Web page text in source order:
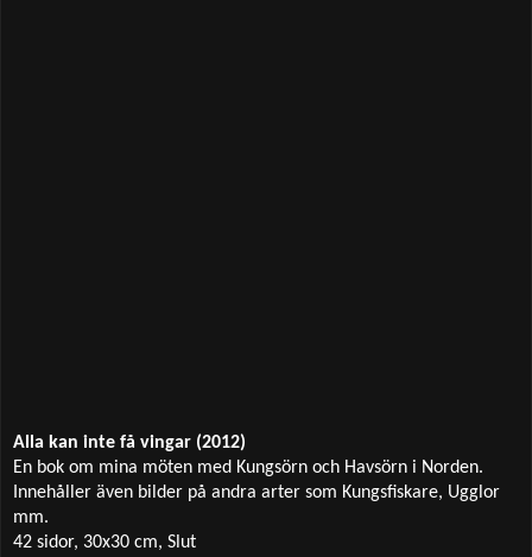
Alla kan inte få vingar (2012)
En bok om mina möten med Kungsörn och Havsörn i Norden.
Innehåller även bilder på andra arter som Kungsfiskare, Ugglor
mm.
42 sidor, 30x30 cm, Slut